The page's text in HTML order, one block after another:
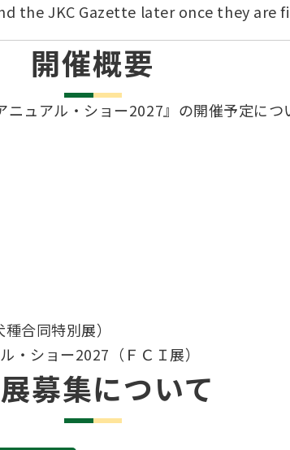
会結果
のふれあいの俳句について
the JKC Gazette later once they are
開催概要
ュアル・ショー2027』の開催予定につ
合同特別展）
ショー2027（ＦＣＩ展）
募集について